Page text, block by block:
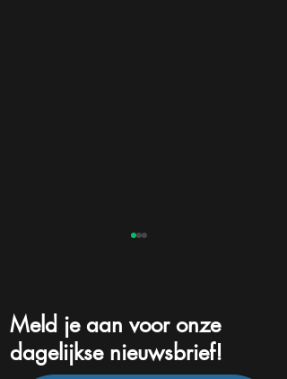
Meld je aan voor onze
dagelijkse nieuwsbrief!